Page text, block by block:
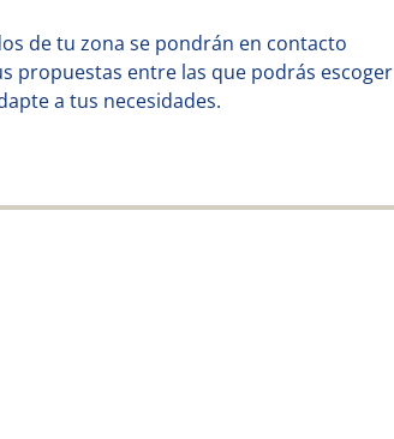
de tu zona se pondrán en contacto
propuestas entre las que podrás escoger
a tus necesidades.